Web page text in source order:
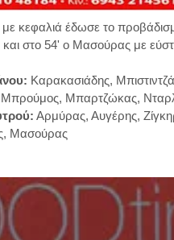
κεφαλιά έδωσε το
στο 54' ο Μασούρας με
Καρακασιάδης,
Μπρούμος, Μπαρτζώκας,
Αρμύρας, Αυγέρης,
Μασούρας